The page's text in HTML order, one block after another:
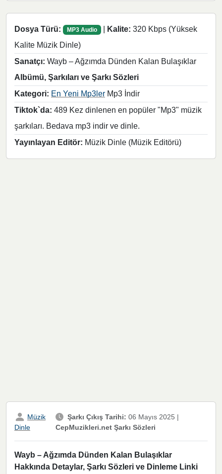
Dosya Türü: MP3 Audio | Kalite: 320 Kbps (Yüksek
Kalite Müzik Dinle)
Sanatçı: Wayb – Ağzımda Dünden Kalan Bulaşıklar
Albümü, Şarkıları ve Şarkı Sözleri
Kategori: En Yeni Mp3ler Mp3 İndir
Tiktok`da: 489 Kez dinlenen en popüler "Mp3" müzik
şarkıları. Bedava mp3 indir ve dinle.
Yayınlayan Editör: Müzik Dinle (Müzik Editörü)
Müzik
Dinle
Şarkı Çıkış Tarihi: 06 Mayıs 2025 |
CepMuzikleri.net Şarkı Sözleri
Wayb – Ağzımda Dünden Kalan Bulaşıklar
Hakkında Detaylar, Şarkı Sözleri ve Dinleme Linki